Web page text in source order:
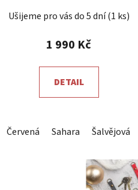
Ušijeme pro vás do 5 dní(1 ks)
1 990 Kč
DETAIL
Červená Sahara Šalvějová